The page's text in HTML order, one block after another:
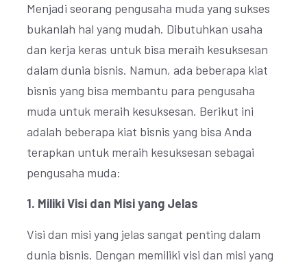
Menjadi seorang pengusaha muda yang sukses
bukanlah hal yang mudah. Dibutuhkan usaha
dan kerja keras untuk bisa meraih kesuksesan
dalam dunia bisnis. Namun, ada beberapa kiat
bisnis yang bisa membantu para pengusaha
muda untuk meraih kesuksesan. Berikut ini
adalah beberapa kiat bisnis yang bisa Anda
terapkan untuk meraih kesuksesan sebagai
pengusaha muda:
1. Miliki Visi dan Misi yang Jelas
Visi dan misi yang jelas sangat penting dalam
dunia bisnis. Dengan memiliki visi dan misi yang